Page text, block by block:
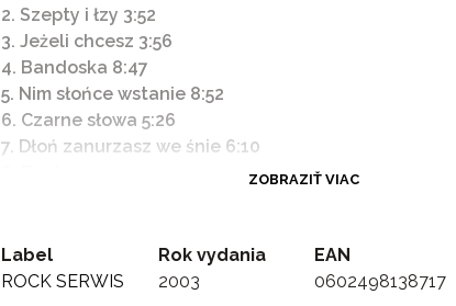
2. Szepty i łzy 3:52
3. Jeżeli chcesz 3:56
4. Bandoska 8:47
5. Nim słońce wstanie 8:52
6. Czarne słowa 5:26
7. Dłoń zanurzasz we śnie 6:10
11. Upojenie 4:38
12. Leszek intro 3:24
ZOBRAZIŤ VIAC
Label
ROCK SERWIS
Rok vydania
2003
EAN
0602498138717